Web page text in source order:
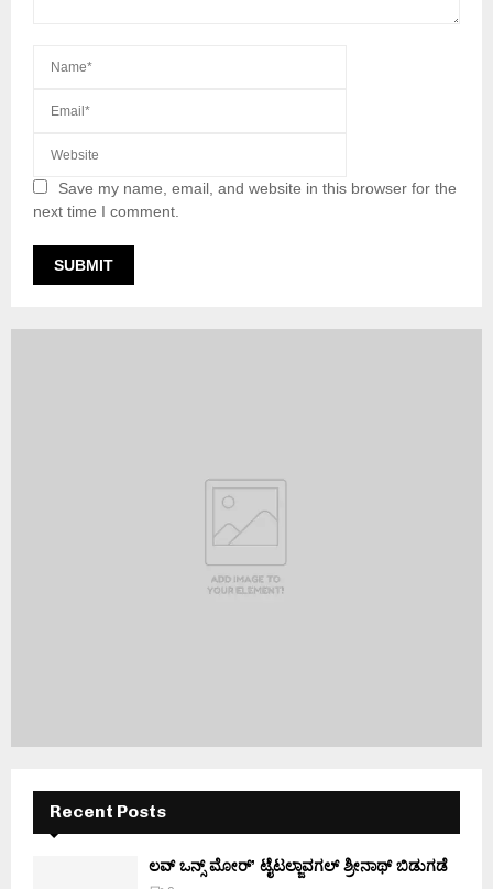
Save my name, email, and website in this browser for the
next time I comment.
Recent Posts
ಲವ್ ಒನ್ಸ್ ಮೋರ್’ ಟೈಟಲ್ಜಾವಗಲ್ ಶ್ರೀನಾಥ್ ಬಿಡುಗಡೆ